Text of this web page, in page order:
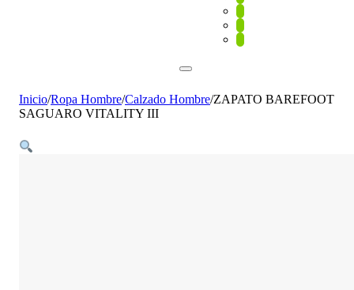
Inicio/Ropa Hombre/Calzado Hombre/ZAPATO BAREFOOT
SAGUARO VITALITY III